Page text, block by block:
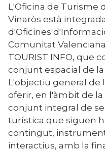
L'Oficina de Turisme
Vinaròs està
d'Oficines
Comunitat
TOURIST INFO, que
conjunt espacial de
L'objectiu general de
oferir, en l'àmbit de
conjunt integral de
turística que siguen
contingut,
interactius, amb la